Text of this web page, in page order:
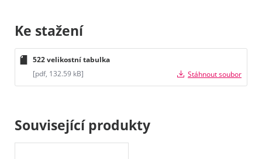
Ke stažení
522 velikostní tabulka
[pdf, 132.59 kB]
Stáhnout soubor
Související produkty